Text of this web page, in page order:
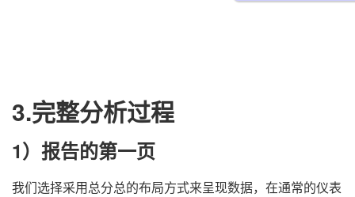
3.完整分析过程
1）报告的第一页
我们选择采用总分总的布局方式来呈现数据，在通常的仪表